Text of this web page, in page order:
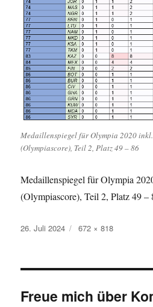
Medaillenspiegel für Olympia 2020
(Olympiascore), Teil 2, Platz 49 – 86
Medaillenspiegel für Olympia
(Olympiascore), Teil 2, Platz 49 –
Veröffentlicht
26. Juli 2024 Originalgröße
672 × 818
Freue mich über